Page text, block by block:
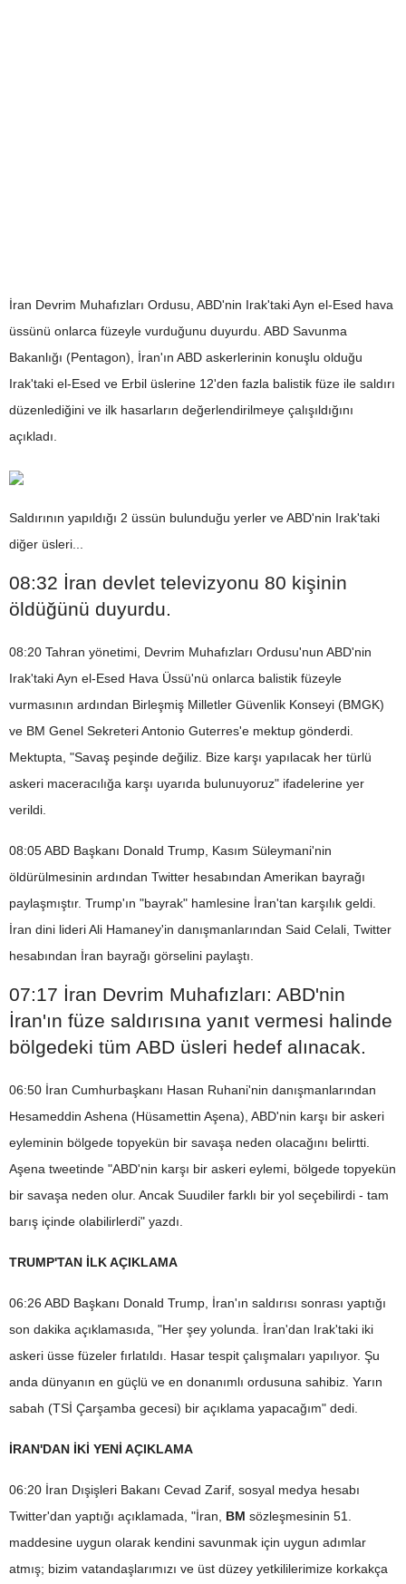
İran Devrim Muhafızları Ordusu, ABD'nin Irak'taki Ayn el-Esed hava
üssünü onlarca füzeyle vurduğunu duyurdu. ABD Savunma
Bakanlığı (Pentagon), İran'ın ABD askerlerinin konuşlu olduğu
Irak'taki el-Esed ve Erbil üslerine 12'den fazla balistik füze ile saldırı
düzenlediğini ve ilk hasarların değerlendirilmeye çalışıldığını
açıkladı.
Saldırının yapıldığı 2 üssün bulunduğu yerler ve ABD'nin Irak'taki
diğer üsleri...
08:32 İran devlet televizyonu 80 kişinin
öldüğünü duyurdu.
08:20 Tahran yönetimi, Devrim Muhafızları Ordusu'nun ABD'nin
Irak'taki Ayn el-Esed Hava Üssü'nü onlarca balistik füzeyle
vurmasının ardından Birleşmiş Milletler Güvenlik Konseyi (BMGK)
ve BM Genel Sekreteri Antonio Guterres'e mektup gönderdi.
Mektupta, "Savaş peşinde değiliz. Bize karşı yapılacak her türlü
askeri maceracılığa karşı uyarıda bulunuyoruz" ifadelerine yer
verildi.
08:05 ABD Başkanı Donald Trump, Kasım Süleymani'nin
öldürülmesinin ardından Twitter hesabından Amerikan bayrağı
paylaşmıştır. Trump'ın "bayrak" hamlesine İran'tan karşılık geldi.
İran dini lideri Ali Hamaney'in danışmanlarından Said Celali, Twitter
hesabından İran bayrağı görselini paylaştı.
07:17 İran Devrim Muhafızları: ABD'nin
İran'ın füze saldırısına yanıt vermesi halinde
bölgedeki tüm ABD üsleri hedef alınacak.
06:50 İran Cumhurbaşkanı Hasan Ruhani'nin danışmanlarından
Hesameddin Ashena (Hüsamettin Aşena), ABD'nin karşı bir askeri
eyleminin bölgede topyekün bir savaşa neden olacağını belirtti.
Aşena tweetinde "ABD'nin karşı bir askeri eylemi, bölgede topyekün
bir savaşa neden olur. Ancak Suudiler farklı bir yol seçebilirdi - tam
barış içinde olabilirlerdi" yazdı.
TRUMP'TAN İLK AÇIKLAMA
06:26 ABD Başkanı Donald Trump, İran'ın saldırısı sonrası yaptığı
son dakika açıklamasıda, "Her şey yolunda. İran'dan Irak'taki iki
askeri üsse füzeler fırlatıldı. Hasar tespit çalışmaları yapılıyor. Şu
anda dünyanın en güçlü ve en donanımlı ordusuna sahibiz. Yarın
sabah (TSİ Çarşamba gecesi) bir açıklama yapacağım" dedi.
İRAN'DAN İKİ YENİ AÇIKLAMA
06:20 İran Dışişleri Bakanı Cevad Zarif, sosyal medya hesabı
Twitter'dan yaptığı açıklamada, "İran, BM sözleşmesinin 51.
maddesine uygun olarak kendini savunmak için uygun adımlar
atmış; bizim vatandaşlarımızı ve üst düzey yetkililerimize korkakça